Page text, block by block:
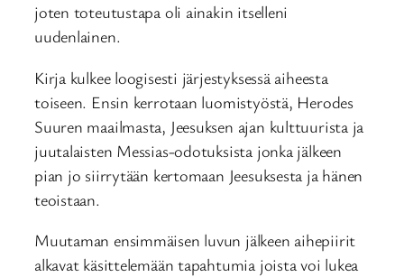
joten toteutustapa oli ainakin itselleni
uudenlainen.
Kirja kulkee loogisesti järjestyksessä aiheesta
toiseen. Ensin kerrotaan luomistyöstä, Herodes
Suuren maailmasta, Jeesuksen ajan kulttuurista ja
juutalaisten Messias-odotuksista jonka jälkeen
pian jo siirrytään kertomaan Jeesuksesta ja hänen
teoistaan.
Muutaman ensimmäisen luvun jälkeen aihepiirit
alkavat käsittelemään tapahtumia joista voi lukea